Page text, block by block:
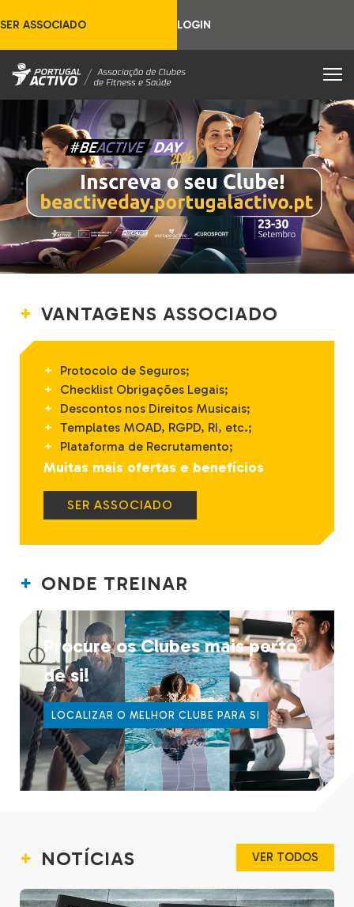
SER ASSOCIADO LOGIN
VANTAGENS ASSOCIADO
Protocolo de Seguros;
Checklist Obrigações Legais;
Descontos nos Direitos Musicais;
Templates MOAD, RGPD, RI, etc.;
Plataforma de Recrutamento;
Muitas mais ofertas e benefícios
SER ASSOCIADO
ONDE TREINAR
Procure os Clubes mais perto
de si!
LOCALIZAR O MELHOR CLUBE PARA SI
NOTÍCIAS VER TODOS